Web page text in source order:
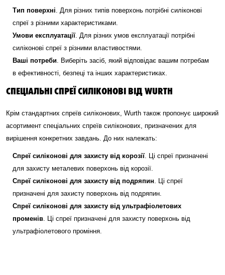
Тип поверхні. Для різних типів поверхонь потрібні силіконові
спреї з різними характеристиками.
Умови експлуатації. Для різних умов експлуатації потрібні
силіконові спреї з різними властивостями.
Ваші потреби. Виберіть засіб, який відповідає вашим потребам
в ефективності, безпеці та інших характеристиках.
СПЕЦІАЛЬНІ СПРЕЇ СИЛІКОНОВІ ВІД WURTH
Крім стандартних спреїв силіконових, Wurth також пропонує широкий
асортимент спеціальних спреїв силіконових, призначених для
вирішення конкретних завдань. До них належать:
Спреї силіконові для захисту від корозії. Ці спреї призначені
для захисту металевих поверхонь від корозії.
Спреї силіконові для захисту від подряпин. Ці спреї
призначені для захисту поверхонь від подряпин.
Спреї силіконові для захисту від ультрафіолетових
променів. Ці спреї призначені для захисту поверхонь від
ультрафіолетового проміння.